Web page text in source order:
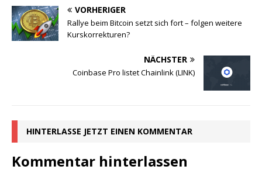
VORHERIGER
Rallye beim Bitcoin setzt sich fort – folgen weitere
Kurskorrekturen?
NÄCHSTER
Coinbase Pro listet Chainlink (LINK)
HINTERLASSE JETZT EINEN KOMMENTAR
Kommentar hinterlassen